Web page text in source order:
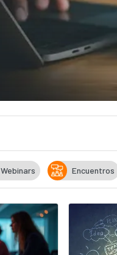
Webinars Encuentros